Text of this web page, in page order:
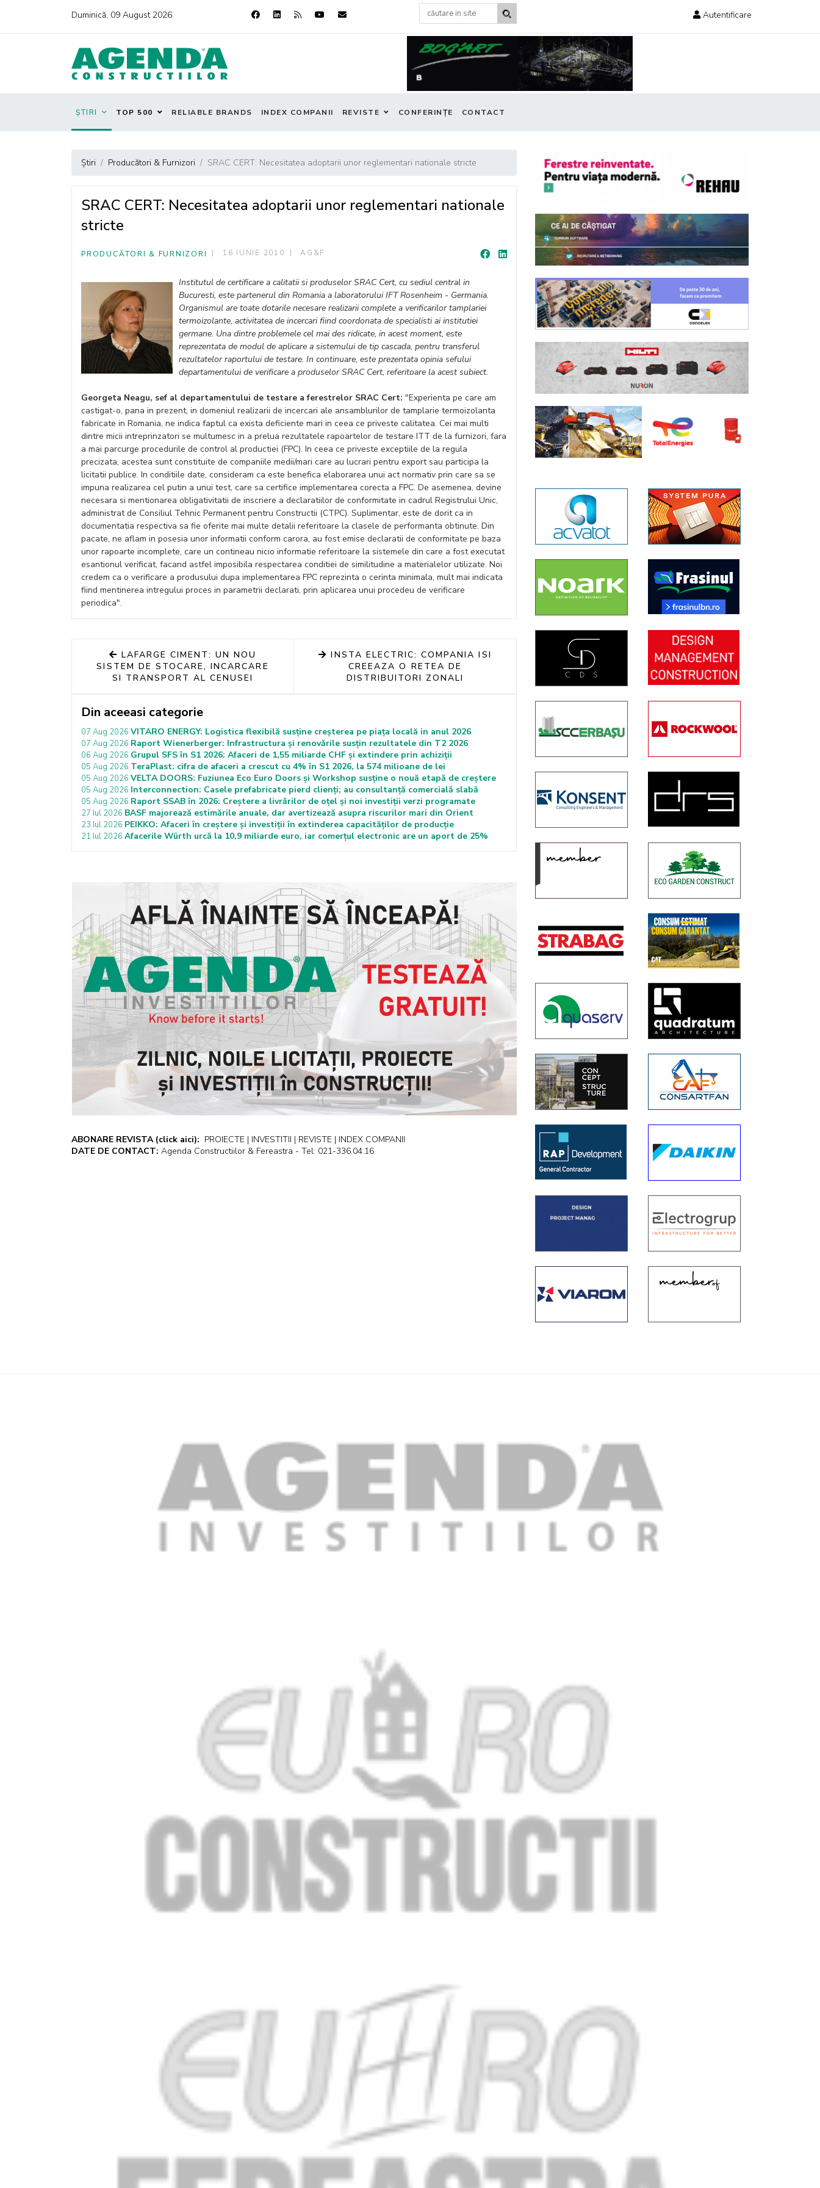
Duminică, 09 August 2026 Autentificare
ȘTIRI TOP 500 RELIABLE BRANDS INDEX COMPANII REVISTE CONFERINȚE CONTACT
Știri Producători & Furnizori SRAC CERT: Necesitatea adoptarii unor reglementari nationale stricte
SRAC CERT: Necesitatea adoptarii unor reglementari nationale
stricte
PRODUCĂTORI & FURNIZORI 16 IUNIE 2010 AG&F
Institutul de certificare a calitatii si produselor SRAC Cert, cu sediul central in
Bucuresti, este partenerul din Romania a laboratorului IFT Rosenheim - Germania.
Organismul are toate dotarile necesare realizarii complete a verificarilor tamplariei
termoizolante, activitatea de incercari fiind coordonata de specialisti ai institutiei
germane. Una dintre problemele cel mai des ridicate, in acest moment, este
reprezentata de modul de aplicare a sistemului de tip cascada, pentru transferul
rezultatelor raportului de testare. In continuare, este prezentata opinia sefului
departamentului de verificare a produselor SRAC Cert, referitoare la acest subiect.
Georgeta Neagu, sef al departamentului de testare a ferestrelor SRAC Cert: "Experienta pe care am
castigat-o, pana in prezent, in domeniul realizarii de incercari ale ansamblurilor de tamplarie termoizolanta
fabricate in Romania, ne indica faptul ca exista deficiente mari in ceea ce priveste calitatea. Cei mai multi
dintre micii intreprinzatori se multumesc in a prelua rezultatele rapoartelor de testare ITT de la furnizori, fara
a mai parcurge procedurile de control al productiei (FPC). In ceea ce priveste exceptiile de la regula
precizata, acestea sunt constituite de companiile medii/mari care au lucrari pentru export sau participa la
licitatii publice. In conditiile date, consideram ca este benefica elaborarea unui act normativ prin care sa se
impuna realizarea cel putin a unui test, care sa certifice implementarea corecta a FPC. De asemenea, devine
necesara si mentionarea obligativitatii de inscriere a declaratiilor de conformitate in cadrul Registrului Unic,
administrat de Consiliul Tehnic Permanent pentru Constructii (CTPC). Suplimentar, este de dorit ca in
documentatia respectiva sa fie oferite mai multe detalii referitoare la clasele de performanta obtinute. Din
pacate, ne aflam in posesia unor informatii conform carora, au fost emise declaratii de conformitate pe baza
unor rapoarte incomplete, care un contineau nicio informatie referitoare la sistemele din care a fost executat
esantionul verificat, facand astfel imposibila respectarea conditiei de similitudine a materialelor utilizate. Noi
credem ca o verificare a produsului dupa implementarea FPC reprezinta o cerinta minimala, mult mai indicata
fiind mentinerea intregului proces in parametrii declarati, prin aplicarea unui procedeu de verificare
periodica".
LAFARGE CIMENT: UN NOU
SISTEM DE STOCARE, INCARCARE
SI TRANSPORT AL CENUSEI
INSTA ELECTRIC: COMPANIA ISI
CREEAZA O RETEA DE
DISTRIBUITORI ZONALI
Din aceeasi categorie
07 Aug 2026 VITARO ENERGY: Logistica flexibilă susține creșterea pe piața locală in anul 2026
07 Aug 2026 Raport Wienerberger: Infrastructura și renovările susțin rezultatele din T2 2026
06 Aug 2026 Grupul SFS în S1 2026: Afaceri de 1,55 miliarde CHF și extindere prin achiziții
05 Aug 2026 TeraPlast: cifra de afaceri a crescut cu 4% în S1 2026, la 574 milioane de lei
05 Aug 2026 VELTA DOORS: Fuziunea Eco Euro Doors și Workshop susține o nouă etapă de creștere
05 Aug 2026 Interconnection: Casele prefabricate pierd clienți; au consultanță comercială slabă
05 Aug 2026 Raport SSAB în 2026: Creștere a livrărilor de oțel și noi investiții verzi programate
27 Iul 2026 BASF majorează estimările anuale, dar avertizează asupra riscurilor mari din Orient
23 Iul 2026 PEIKKO: Afaceri în creștere și investiții în extinderea capacităților de producție
21 Iul 2026 Afacerile Würth urcă la 10,9 miliarde euro, iar comerțul electronic are un aport de 25%
ABONARE REVISTA (click aici): PROIECTE | INVESTITII | REVISTE | INDEX COMPANII
DATE DE CONTACT: Agenda Constructiilor & Fereastra - Tel: 021-336.04.16